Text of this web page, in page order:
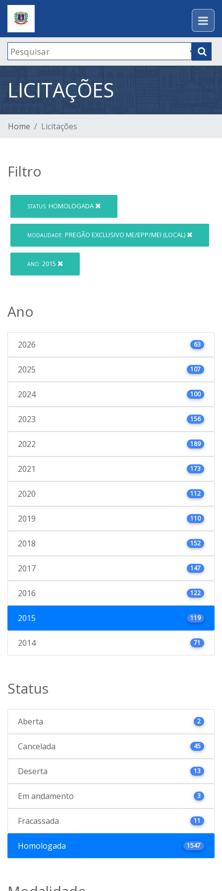
LICITAÇÕES
Home Licitações
Filtro
STATUS: HOMOLOGADA
MODALIDADE: PREGÃO EXCLUSIVO ME/EPP/MEI (LOCAL)
ANO: 2015
Ano
2026 63
2025 107
2024 100
2023 156
2022 189
2021 173
2020 112
2019 110
2018 152
2017 147
2016 122
2015 119
2014 71
Status
Aberta 2
Cancelada 45
Deserta 13
Em andamento 3
Fracassada 11
Homologada 1547